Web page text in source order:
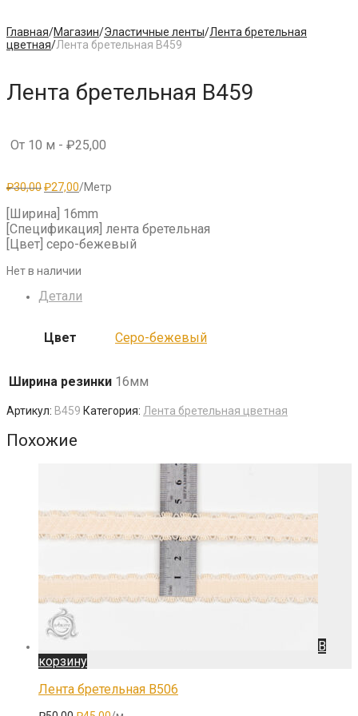
Главная/Магазин/Эластичные ленты/Лента бретельная
цветная/Лента бретельная B459
Лента бретельная B459
От 10 м - ₽25,00
₽30,00Первоначальная
составляла
₽30,00.
₽27,00Текущая
₽27,00.
/Метр
[Ширина] 16mm
[Спецификация] лента бретельная
[Цвет] серо-бежевый
Нет в наличии
Детали
Цвет Серо-бежевый
Ширина резинки 16мм
Артикул: B459 Категория: Лента бретельная цветная
Похожие
В
корзину
Лента бретельная B506